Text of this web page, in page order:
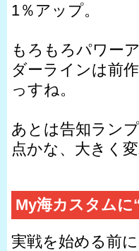
1％アップ。
もろもろパワー
ダーラインは前
っすね。
あとは告知ラン
点かな、大きく
My海カスタムに
実戦を始める前に